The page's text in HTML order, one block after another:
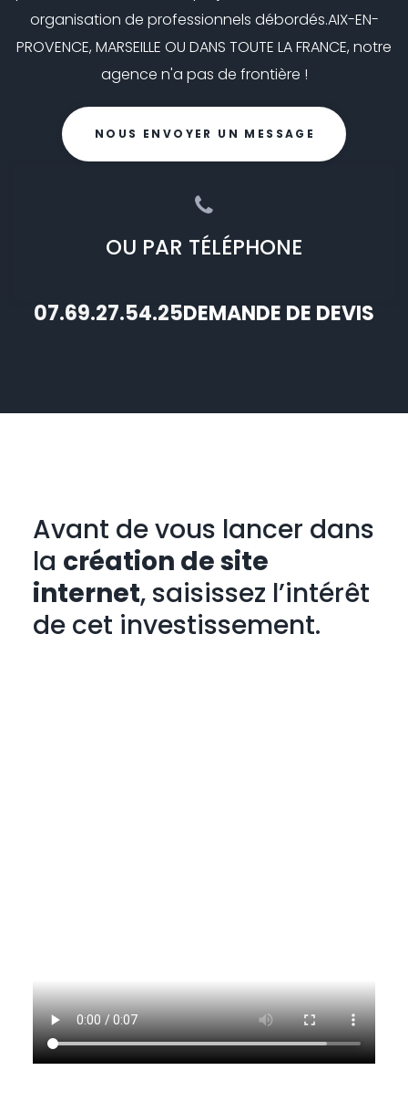
organisation de professionnels débordés.AIX-EN-
PROVENCE, MARSEILLE OU DANS TOUTE LA FRANCE, notre
agence n'a pas de frontière !
NOUS ENVOYER UN MESSAGE
OU PAR TÉLÉPHONE
07.69.27.54.25DEMANDE DE DEVIS
Avant de vous lancer dans
la création de site
internet, saisissez l’intérêt
de cet investissement.